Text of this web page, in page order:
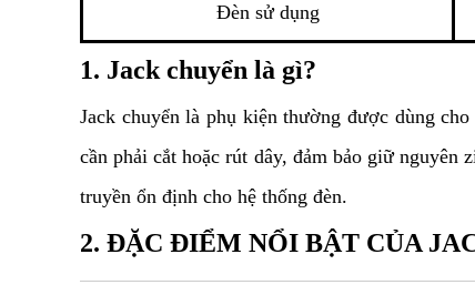
Đèn sử dụng
1. Jack chuyển là gì?
Jack chuyển là phụ kiện thường được dùng
cần phải cắt hoặc rút dây, đảm bảo giữ nguyên
truyền ổn định cho hệ thống đèn.
2. ĐẶC ĐIỂM NỔI BẬT CỦA